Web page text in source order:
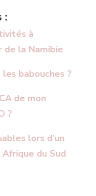
:
à
la Namibie
babouches ?
de mon
?
lors d’un
du Sud